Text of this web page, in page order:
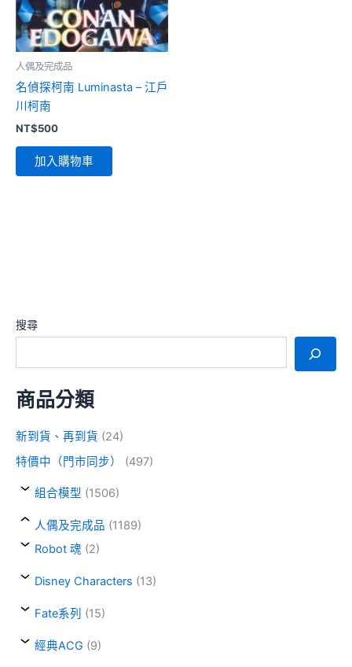
搜尋
商品分類
新到貨、再到貨 (24)
特價中（門市同步）
(497)
組合模型 (1506)
人偶及完成品 (1189)
Robot 魂 (2)
Disney Characters (13)
Fate系列 (15)
經典ACG (9)
人偶及完成品
名偵探柯南 Luminasta – 江戶
川柯南
NT$500
加入購物車